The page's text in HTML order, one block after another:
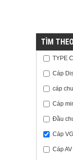
TÌM
TYPE
Cáp
cáp
Cáp
Đầu
Cáp
Cáp AV